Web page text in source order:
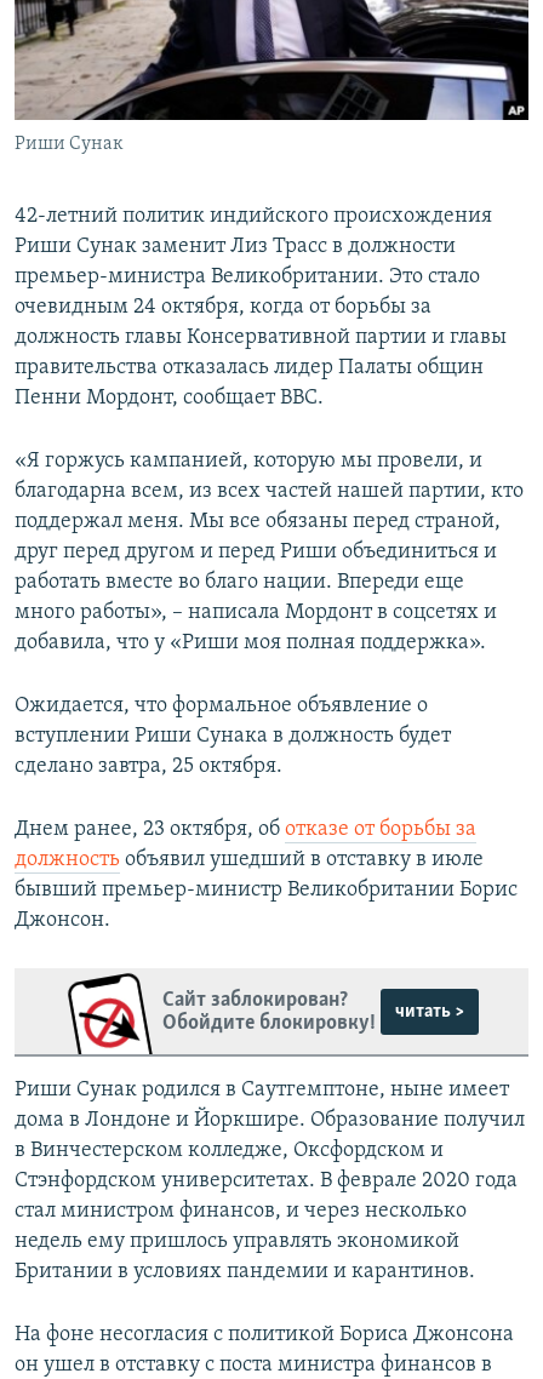
ПОБЕДИТЕЛЕЙ НЕ СУДЯТ?
КРЫМ.НЕПОКОРЕННЫЙ
ELIFBE
УКРАИНСКАЯ ПРОБЛЕМА КРЫМА
ПРИСОЕДИНЯЙТЕСЬ!
Риши Сунак
42-летний политик индийского происхождения
Риши Сунак заменит Лиз Трасс в должности
премьер-министра Великобритании. Это стало
очевидным 24 октября, когда от борьбы за
должность главы Консервативной партии и главы
правительства отказалась лидер Палаты общин
Пенни Мордонт, сообщает BBC.
«Я горжусь кампанией, которую мы провели, и
благодарна всем, из всех частей нашей партии, кто
поддержал меня. Мы все обязаны перед страной,
друг перед другом и перед Риши объединиться и
работать вместе во благо нации. Впереди еще
много работы», – написала Мордонт в соцсетях и
добавила, что у «Риши моя полная поддержка».
Ожидается, что формальное объявление о
вступлении Риши Сунака в должность будет
сделано завтра, 25 октября.
Днем ранее, 23 октября, об отказе от борьбы за
должность объявил ушедший в отставку в июле
бывший премьер-министр Великобритании Борис
Джонсон.
Сайт заблокирован?
Обойдите блокировку!
читать >
Риши Сунак родился в Саутгемптоне, ныне имеет
дома в Лондоне и Йоркшире. Образование получил
в Винчестерском колледже, Оксфордском и
Стэнфордском университетах. В феврале 2020 года
стал министром финансов, и через несколько
недель ему пришлось управлять экономикой
Британии в условиях пандемии и карантинов.
На фоне несогласия с политикой Бориса Джонсона
он ушел в отставку с поста министра финансов в